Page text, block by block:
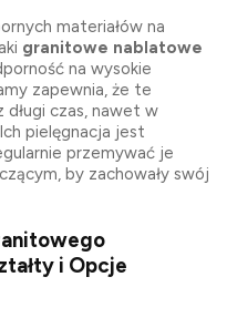
materiałów na
granitowe nablatowe
na wysokie
zapewnia, że te
długi czas, nawet w
pielęgnacja jest
przemywać je
by zachowały swój
i Opcje